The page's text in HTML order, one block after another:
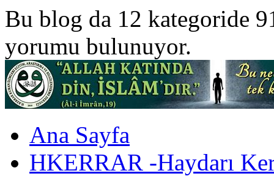
Bu blog da 12 kategoride
yorumu bulunuyor.
Ana Sayfa
HKERRAR -Haydarı